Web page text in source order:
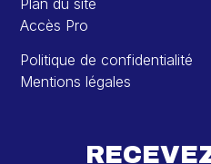
Plan du site
Accès Pro
Politique de confidentialité
Mentions légales